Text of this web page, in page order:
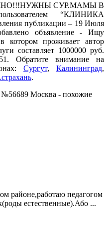
СУР.МАМЫ В
“КЛИНИКА
публикации – 19 Июля
объявление - Ищу
котором проживает автор
составляет 1000000 руб.
Обратите внимание на
Сургут, Калининград,
.
Москва - похожие
районе,работаю педагогом
естественные).Або ...